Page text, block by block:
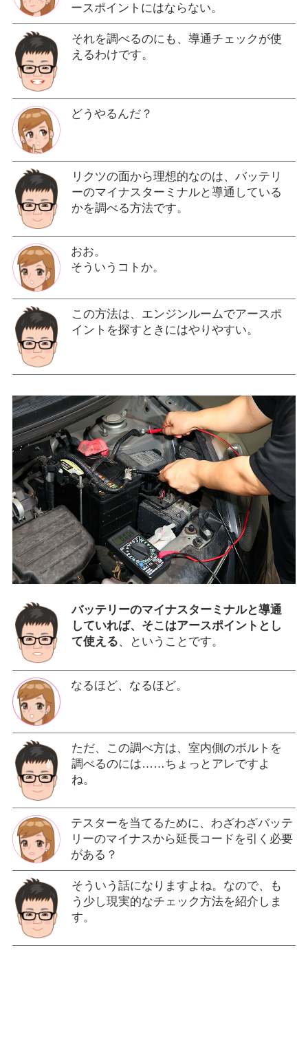
ースポイントにはならない。
それを調べるのにも、導通チェックが使
えるわけです。
どうやるんだ？
リクツの面から理想的なのは、バッテリ
ーのマイナスターミナルと導通している
かを調べる方法です。
おお。
そういうコトか。
この方法は、エンジンルームでアースポ
イントを探すときにはやりやすい。
バッテリーのマイナスターミナルと導通
していれば、そこはアースポイントとし
て使える、ということです。
なるほど、なるほど。
ただ、この調べ方は、室内側のボルトを
調べるのには……ちょっとアレですよ
ね。
テスターを当てるために、わざわざバッテ
リーのマイナスから延長コードを引く必要
がある？
そういう話になりますよね。なので、も
う少し現実的なチェック方法を紹介しま
す。